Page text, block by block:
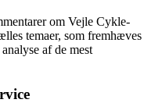
om Vejle Cykle-
temaer, som fremhæves
af de mest